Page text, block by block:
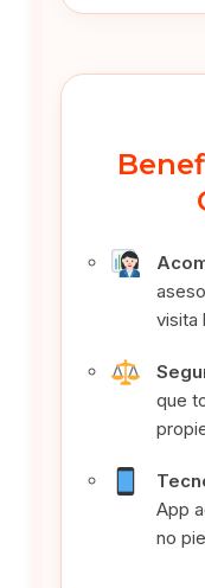
visita
que
App
no